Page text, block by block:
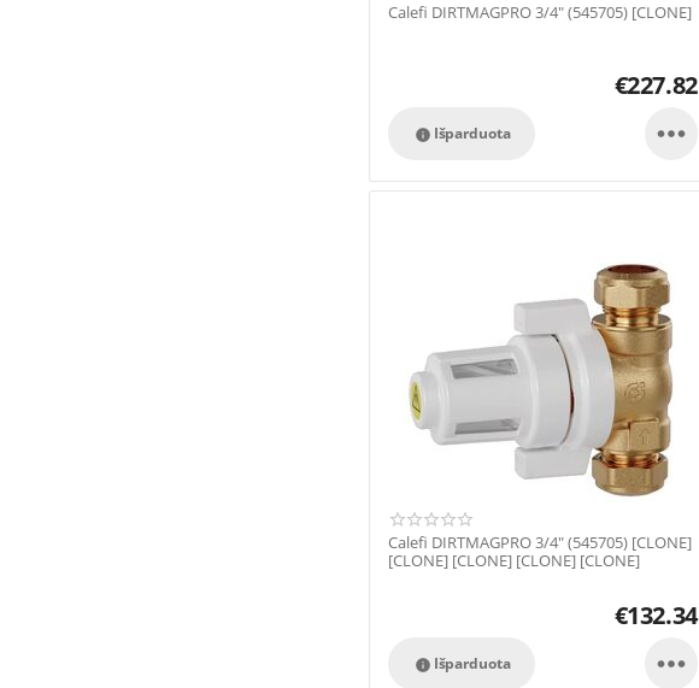
Calefi DIRTMAGPRO 3/4" (545705) [CLONE]
€227.82
Išparduota
 
Calefi DIRTMAGPRO 3/4" (545705) [CLONE]
[CLONE] [CLONE] [CLONE] [CLONE]
€132.34
Išparduota
 